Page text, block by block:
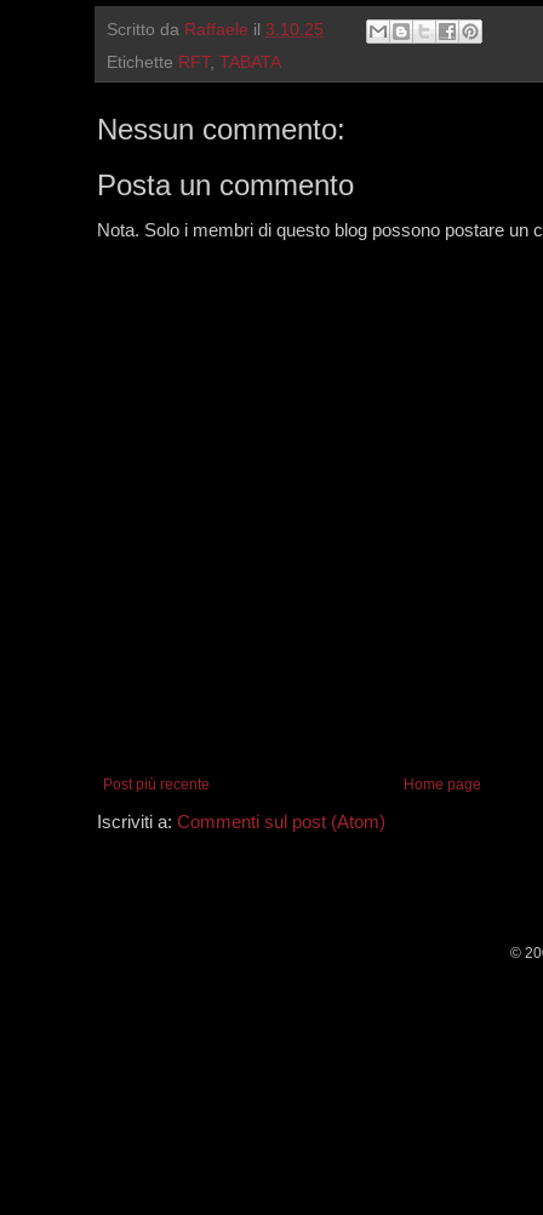
Scritto da Raffaele il 3.10.25
Etichette RFT, TABATA
Nessun commento:
Posta un commento
Nota. Solo i membri di questo blog possono postare un
Post più recente Home page
Iscriviti a: Commenti sul post (Atom)
©